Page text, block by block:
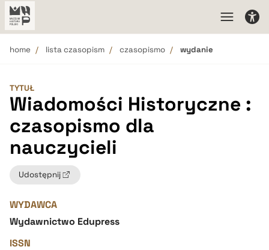
home lista czasopism czasopismo wydanie
TYTUŁ
Wiadomości Historyczne :
czasopismo dla
nauczycieli
Udostępnij
WYDAWCA
Wydawnictwo Edupress
ISSN